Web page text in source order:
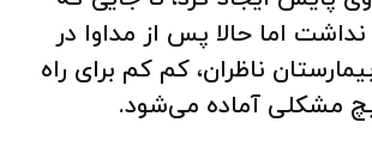
نداشت اما حالا پس از مداوا در
ناظران، کم کم برای راه
مشکلی آماده می‌شود.